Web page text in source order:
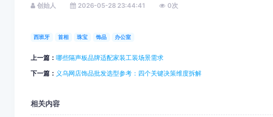
创始人 2026-05-28 23:44:41 0次
西班牙 首相 珠宝 饰品 办公室
上一篇： 哪些隔声板品牌适配家装工装场景需求
下一篇： 义乌网店饰品批发选型参考：四个关键决策维度拆解
相关内容